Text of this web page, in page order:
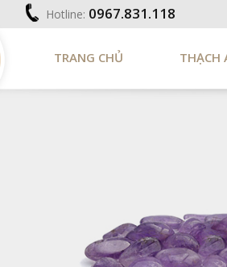
Hotline: 0967.831.118
TRANG CHỦ THẠCH